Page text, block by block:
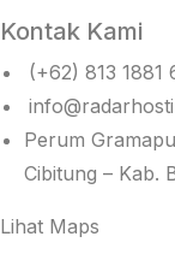
Kontak Kami
(+62) 813 1881
Perum
Cibitung – Kab.
Lihat Maps